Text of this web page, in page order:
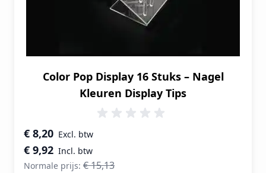
Color Pop Display 16 Stuks – Nagel
Kleuren Display Tips
Speciale prijs
€ 9,92
€ 8,20
Normale prijs: € 15,13